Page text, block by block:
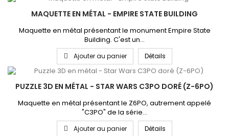
MAQUETTE EN MÉTAL - EMPIRE STATE BUILDING
Maquette en métal présentant le monument Empire State
Building. C'est un...
Ajouter au panier Détails
PUZZLE 3D EN MÉTAL - STAR WARS C3PO DORÉ (Z-6PO)
Maquette en métal présentant le Z6PO, autrement appelé
"C3PO" de la série...
Ajouter au panier Détails